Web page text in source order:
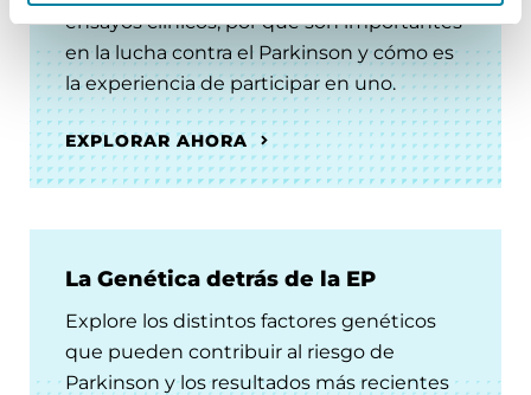
ensayos clínicos, por qué son importantes
en la lucha contra el Parkinson y cómo es
la experiencia de participar en uno.
EXPLORAR AHORA
La Genética detrás de la EP
Explore los distintos factores genéticos
que pueden contribuir al riesgo de
Parkinson y los resultados más recientes